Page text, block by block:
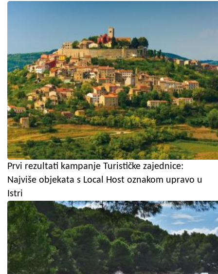
Prvi rezultati kampanje Turističke zajednice:
Najviše objekata s Local Host oznakom upravo u
Istri